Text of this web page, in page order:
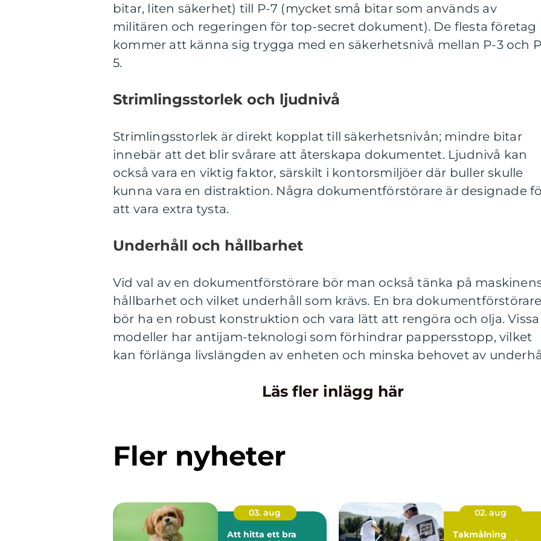
bitar, liten säkerhet) till P-7 (mycket små bitar som används av
militären och regeringen för top-secret dokument). De flesta företag
kommer att känna sig trygga med en säkerhetsnivå mellan P-3 och
5.
Strimlingsstorlek och ljudnivå
Strimlingsstorlek är direkt kopplat till säkerhetsnivån; mindre bitar
innebär att det blir svårare att återskapa dokumentet. Ljudnivå kan
också vara en viktig faktor, särskilt i kontorsmiljöer där buller skulle
kunna vara en distraktion. Några dokumentförstörare är designade
att vara extra tysta.
Underhåll och hållbarhet
Vid val av en dokumentförstörare bör man också tänka på
hållbarhet och vilket underhåll som krävs. En bra
bör ha en robust konstruktion och vara lätt att rengöra och olja. Vissa
modeller har antijam-teknologi som förhindrar pappersstopp, vilket
kan förlänga livslängden av enheten och minska behovet av
Läs fler inlägg här
Fler nyheter
03. aug
Att hitta ett bra
02. aug
Takmålning